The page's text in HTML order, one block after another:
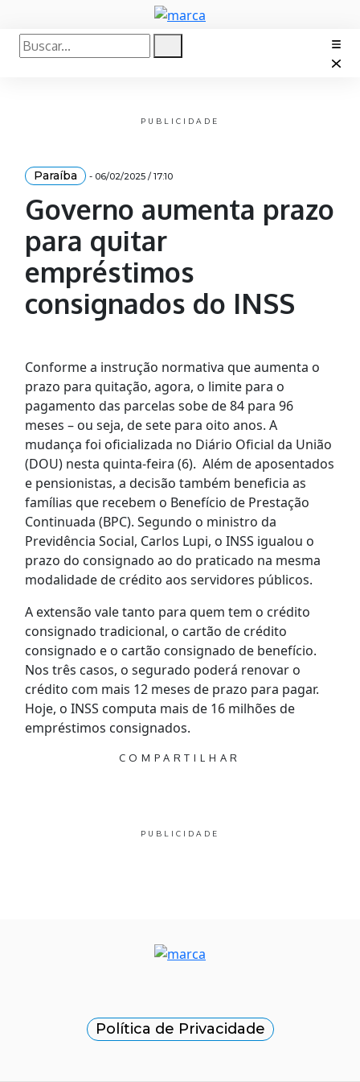
PUBLICIDADE
Paraíba - 06/02/2025 / 17:10
Governo aumenta prazo
para quitar
empréstimos
consignados do INSS
Conforme a instrução normativa que aumenta o
prazo para quitação, agora, o limite para o
pagamento das parcelas sobe de 84 para 96
meses – ou seja, de sete para oito anos. A
mudança foi oficializada no Diário Oficial da União
(DOU) nesta quinta-feira (6). Além de aposentados
e pensionistas, a decisão também beneficia as
famílias que recebem o Benefício de Prestação
Continuada (BPC). Segundo o ministro da
Previdência Social, Carlos Lupi, o INSS igualou o
prazo do consignado ao do praticado na mesma
modalidade de crédito aos servidores públicos.
A extensão vale tanto para quem tem o crédito
consignado tradicional, o cartão de crédito
consignado e o cartão consignado de benefício.
Nos três casos, o segurado poderá renovar o
crédito com mais 12 meses de prazo para pagar.
Hoje, o INSS computa mais de 16 milhões de
empréstimos consignados.
COMPARTILHAR
PUBLICIDADE
Política de Privacidade